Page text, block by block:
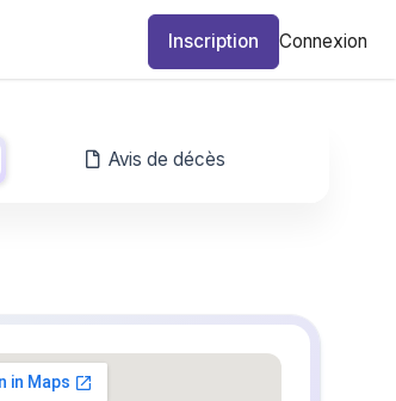
Inscription Connexion
Avis de décès